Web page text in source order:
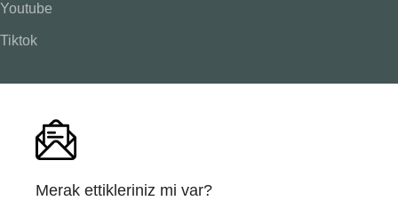
Youtube
Tiktok
Merak ettikleriniz mi var?